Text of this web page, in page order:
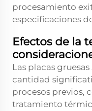
procesamiento
especificaciones
Efectos de la
Las placas
cantidad
procesos previos,
tratamiento